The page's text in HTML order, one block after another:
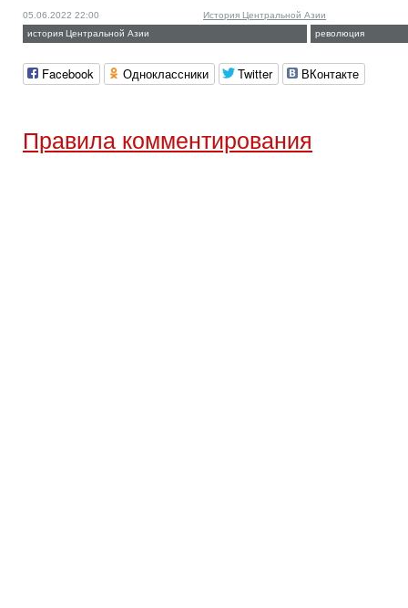
05.06.2022 22:00
История Центральной Азии
история Центральной Азии
революция
Facebook Одноклассники Twitter ВКонтакте
Правила комментирования